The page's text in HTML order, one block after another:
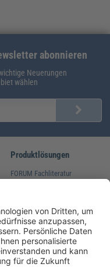
abonnieren
Neuerungen
wählen
Produktlösungen
FORUM Fachliteratur